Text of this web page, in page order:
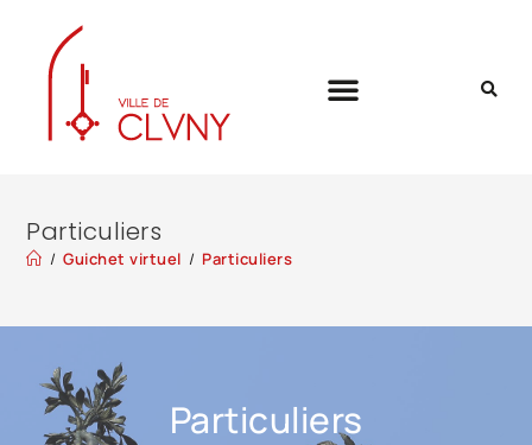
Particuliers
/ Guichet virtuel / Particuliers
Particuliers